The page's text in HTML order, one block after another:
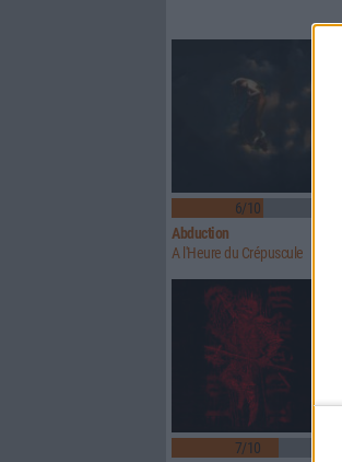
6/10
Abduction
A l'Heure du Crépuscule
7/10